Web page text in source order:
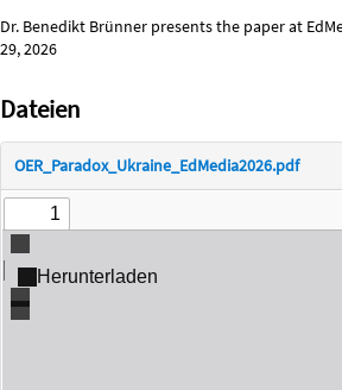
Dr. Benedikt Brünner presents the paper at
29, 2026
Dateien
OER_Paradox_Ukraine_EdMedia2026.pdf